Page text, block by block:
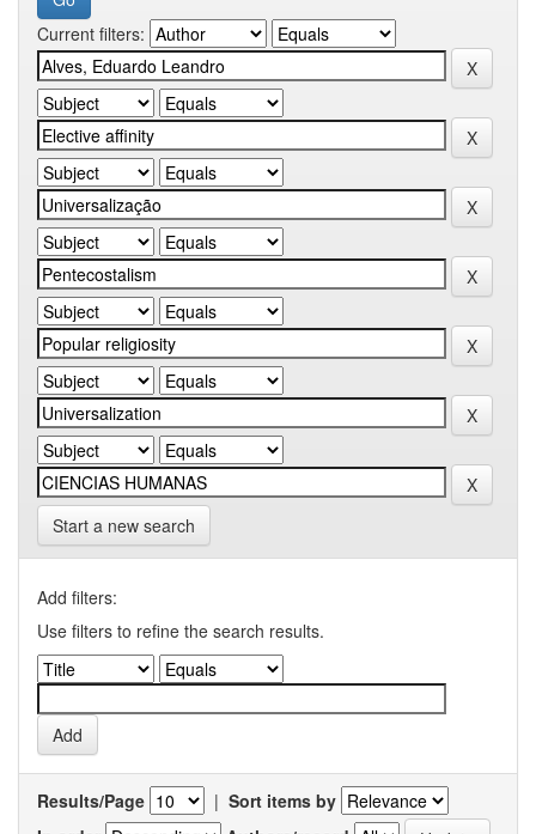
Current filters:
Start a new search
Add filters:
Use filters to refine the search results.
Results/Page | Sort items by